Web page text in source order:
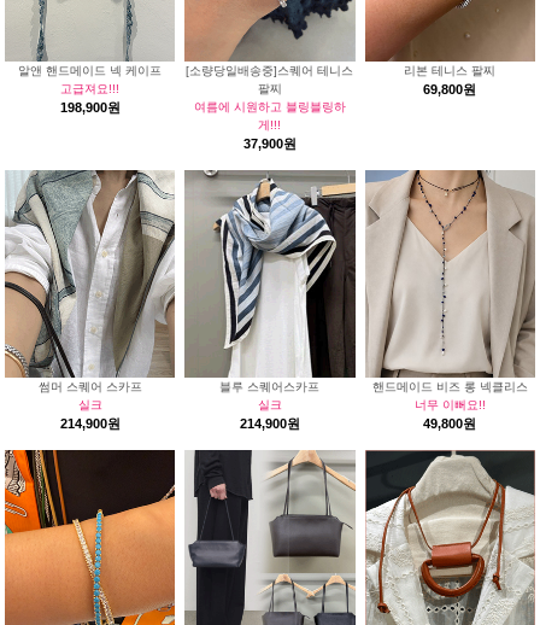
알앤 핸드메이드 넥 케이프
고급져요!!!
198,900원
[소량당일배송중]스퀘어 테니스
팔찌
여름에 시원하고 블링블링하
게!!!
37,900원
리본 테니스 팔찌
69,800원
썸머 스퀘어 스카프
실크
214,900원
블루 스퀘어스카프
실크
214,900원
핸드메이드 비즈 롱 넥클리스
너무 이뻐요!!
49,800원